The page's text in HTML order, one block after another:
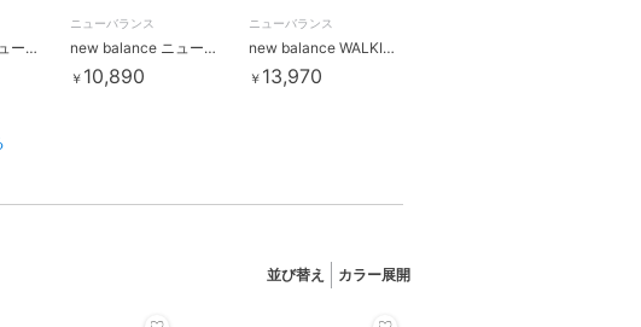
new balance ニューバランス W373【軽量】レディーススニーカー
ニューバランス
new balance ニューバランス ML373 レディース310373
￥ 10,890
ニューバランス
new balance WALKING FRESH FOAM 880 V7
￥ 13,970
並び替え カラー展開